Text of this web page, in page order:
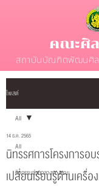
คณะศิ
สถาบันบัณฑิตพัฒนศิล
โพสต์
All
กิจกรรมส่วนกลางของคณะ
All
นิทรรศการโครงการอ
เปลี่ยนเรียนรู้ด้านเครื่
14 ธ.ค. 2565